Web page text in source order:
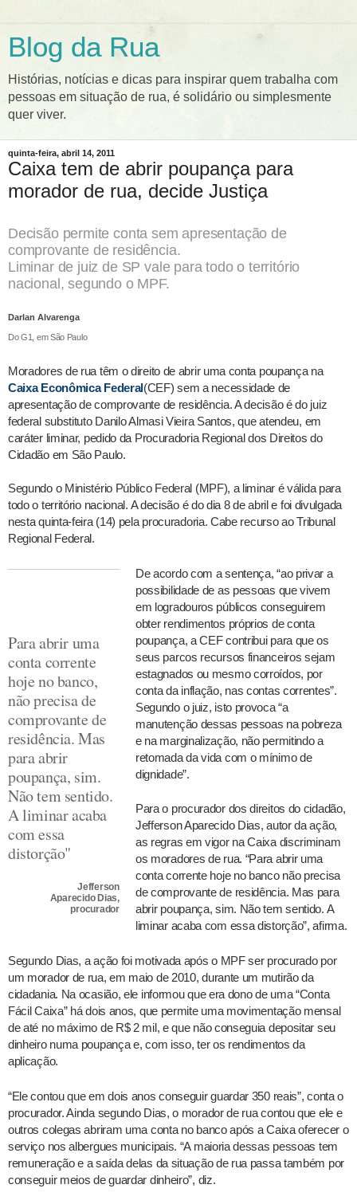
Blog da Rua
Histórias, notícias e dicas para inspirar quem trabalha com
pessoas em situação de rua, é solidário ou simplesmente
quer viver.
quinta-feira, abril 14, 2011
Caixa tem de abrir poupança para
morador de rua, decide Justiça
Decisão permite conta sem apresentação de
comprovante de residência.
Liminar de juiz de SP vale para todo o território
nacional, segundo o MPF.
Darlan Alvarenga
Do G1, em São Paulo
Moradores de rua têm o direito de abrir uma conta poupança na
Caixa Econômica Federal(CEF) sem a necessidade de
apresentação de comprovante de residência. A decisão é do juiz
federal substituto Danilo Almasi Vieira Santos, que atendeu, em
caráter liminar, pedido da Procuradoria Regional dos Direitos do
Cidadão em São Paulo.
Segundo o Ministério Público Federal (MPF), a liminar é válida para
todo o território nacional. A decisão é do dia 8 de abril e foi divulgada
nesta quinta-feira (14) pela procuradoria. Cabe recurso ao Tribunal
Regional Federal.
Para abrir uma
conta corrente
hoje no banco,
não precisa de
comprovante de
residência. Mas
para abrir
poupança, sim.
Não tem sentido.
A liminar acaba
com essa
distorção"
Jefferson
Aparecido Dias,
procurador
De acordo com a sentença, “ao privar a
possibilidade de as pessoas que vivem
em logradouros públicos conseguirem
obter rendimentos próprios de conta
poupança, a CEF contribui para que os
seus parcos recursos financeiros sejam
estagnados ou mesmo corroídos, por
conta da inflação, nas contas correntes”.
Segundo o juiz, isto provoca “a
manutenção dessas pessoas na pobreza
e na marginalização, não permitindo a
retomada da vida com o mínimo de
dignidade”.
Para o procurador dos direitos do cidadão,
Jefferson Aparecido Dias, autor da ação,
as regras em vigor na Caixa discriminam
os moradores de rua. “Para abrir uma
conta corrente hoje no banco não precisa
de comprovante de residência. Mas para
abrir poupança, sim. Não tem sentido. A
liminar acaba com essa distorção”, afirma.
Segundo Dias, a ação foi motivada após o MPF ser procurado por
um morador de rua, em maio de 2010, durante um mutirão da
cidadania. Na ocasião, ele informou que era dono de uma “Conta
Fácil Caixa” há dois anos, que permite uma movimentação mensal
de até no máximo de R$ 2 mil, e que não conseguia depositar seu
dinheiro numa poupança e, com isso, ter os rendimentos da
aplicação.
“Ele contou que em dois anos conseguir guardar 350 reais”, conta o
procurador. Ainda segundo Dias, o morador de rua contou que ele e
outros colegas abriram uma conta no banco após a Caixa oferecer o
serviço nos albergues municipais. “A maioria dessas pessoas tem
remuneração e a saída delas da situação de rua passa também por
conseguir meios de guardar dinheiro”, diz.